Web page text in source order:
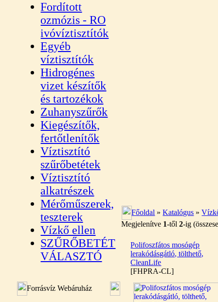
Fordított
ozmózis - RO
ivóvíztisztítók
Egyéb
víztisztítók
Hidrogénes
vizet készítők
és tartozékok
Zuhanyszűrők
Kiegészítők,
fertőtlenítők
Víztisztító
szűrőbetétek
Víztisztító
alkatrészek
Mérőműszerek,
teszterek
Vízkő ellen
SZŰRŐBETÉT
VÁLASZTÓ
Forrásvíz Webáruház
Főoldal »Katalógus »
Megjelenítve 1-től2-ig
Polifoszfátos mosógép
lerakódásgátló, tölthető,
CleanLife
[FHPRA-CL]